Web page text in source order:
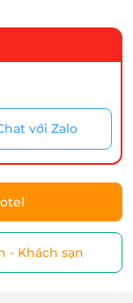
với Zalo
- Khách sạn